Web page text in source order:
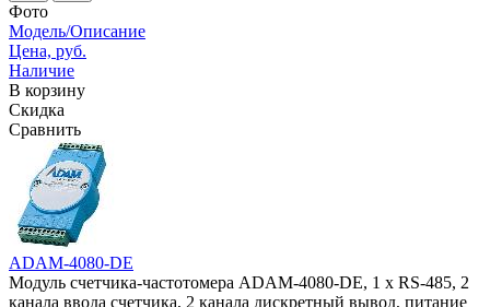
Фото
Модель/Описание
Цена, руб.
Наличие
В корзину
Скидка
Сравнить
ADAM-4080-DE
Модуль счетчика-частотомера ADAM-4080-DE, 1 x RS-485, 2
канала ввода счетчика, 2 канала дискретный вывод, питание